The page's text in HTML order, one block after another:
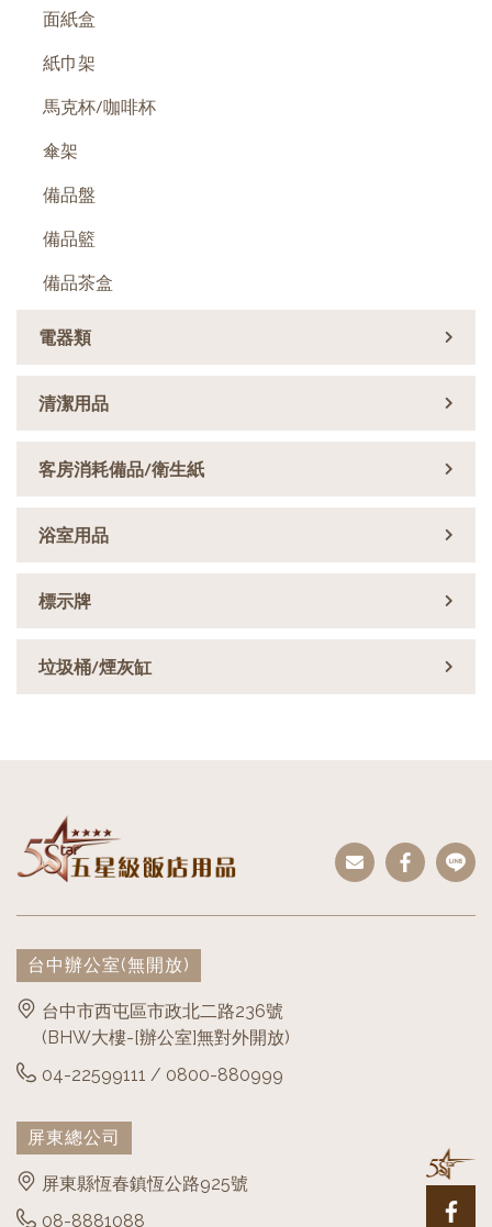
面紙盒
紙巾架
馬克杯/咖啡杯
傘架
備品盤
備品籃
備品茶盒
電器類
清潔用品
客房消耗備品/衛生紙
浴室用品
標示牌
垃圾桶/煙灰缸
台中辦公室(無開放)
台中市西屯區市政北二路236號
(BHW大樓-[辦公室]無對外開放)
04-22599111 / 0800-880999
屏東總公司
屏東縣恆春鎮恆公路925號
08-8881088